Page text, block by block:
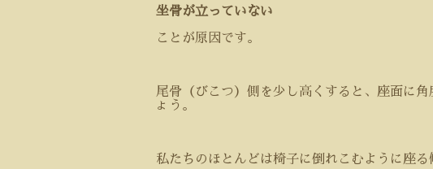
坐骨が立っていない
ことが原因です。
尾骨（びこつ）側を少し高くすると、座面に
ょう。
私たちのほとんどは椅子に倒れこむように座